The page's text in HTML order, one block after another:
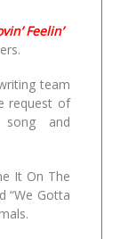
Feelin’
team
request of
and
It On The
“We Gotta